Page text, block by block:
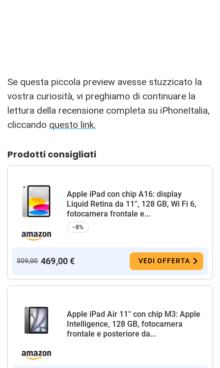
Se questa piccola preview avesse stuzzicato la
vostra curiosità, vi preghiamo di continuare la
lettura della recensione completa su iPhoneItalia,
cliccando questo link.
Prodotti consigliati
Apple iPad con chip A16: display
Liquid Retina da 11'', 128 GB, Wi Fi 6,
fotocamera frontale e...
−8%
509,00 469,00 € VEDI OFFERTA
Apple iPad Air 11'' con chip M3: Apple
Intelligence, 128 GB, fotocamera
frontale e posteriore da...